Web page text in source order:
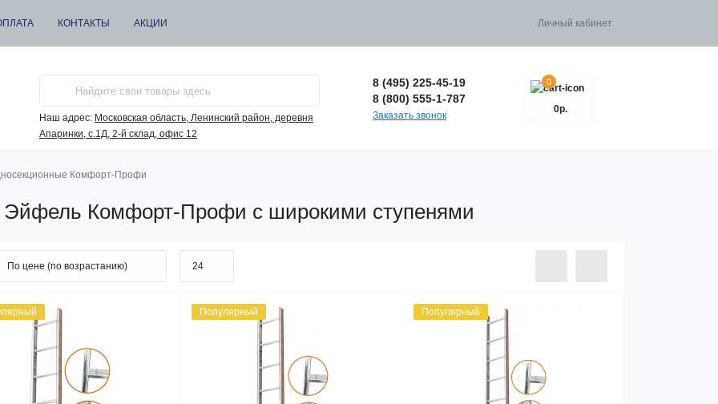
КОНТАКТЫ АКЦИИ Личный кабинет
Наш адрес: Московская область, Ленинский район, деревня
Апаринки, с.1Д, 2-й склад, офис 12
8 (495) 225-45-19
8 (800) 555-1-787
Заказать звонок
0
0р.
Комфорт-Профи
Комфорт-Профи с широкими ступенями
Популярный Популярный